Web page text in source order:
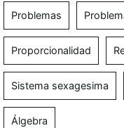
Problemas
Proporcionalidad
Sistema sexagesima
Álgebra